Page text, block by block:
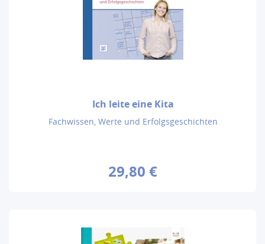
Ich leite eine Kita
Fachwissen, Werte und Erfolgsgeschichten
29,80 €